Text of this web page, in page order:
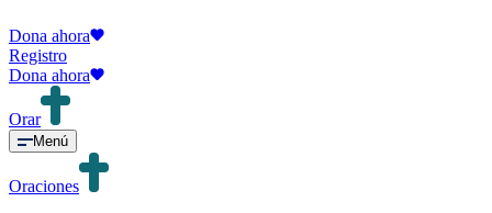
Dona ahora
Registro
Dona ahora
Orar
Menú
Oraciones